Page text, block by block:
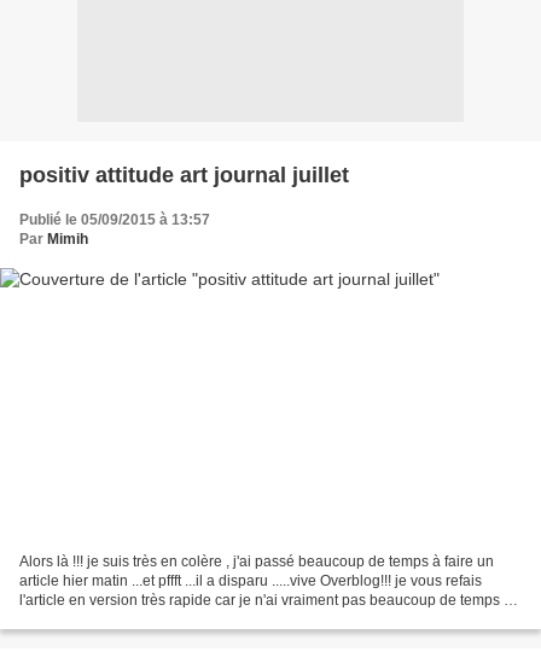
positiv attitude art journal juillet
Publié le 05/09/2015 à 13:57
Par Mimih
Alors là !!! je suis très en colère , j'ai passé beaucoup de temps à faire un
article hier matin ...et pffft ...il a disparu .....vive Overblog!!! je vous refais
l'article en version très rapide car je n'ai vraiment pas beaucoup de temps en